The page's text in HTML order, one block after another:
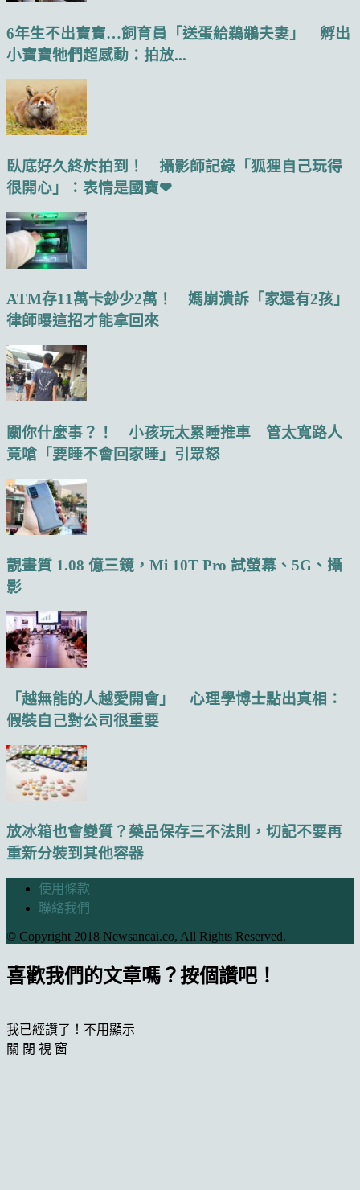
6年生不出寶寶…飼育員「送蛋給鵜鶘夫妻」 孵出
小寶寶牠們超感動：拍放...
臥底好久終於拍到！ 攝影師記錄「狐狸自己玩得
很開心」：表情是國寶❤
ATM存11萬卡鈔少2萬！ 媽崩潰訴「家還有2孩」
律師曝這招才能拿回來
關你什麼事？！ 小孩玩太累睡推車 管太寬路人
竟嗆「要睡不會回家睡」引眾怒
靚畫質 1.08 億三鏡，Mi 10T Pro 試螢幕、5G、攝
影
「越無能的人越愛開會」 心理學博士點出真相：
假裝自己對公司很重要
放冰箱也會變質？藥品保存三不法則，切記不要再
重新分裝到其他容器
使用條款
聯絡我們
© Copyright 2018 Newsancai.co, All Rights Reserved.
喜歡我們的文章嗎？按個讚吧！
我已經讚了！不用顯示
關 閉 視 窗